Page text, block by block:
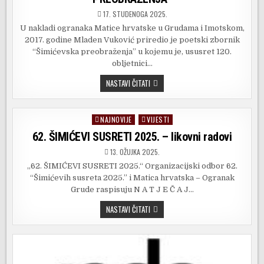
17. STUDENOGA 2025.
U nakladi ogranaka Matice hrvatske u Grudama i Imotskom,
2017. godine Mladen Vuković priredio je poetski zbornik
“Šimićevska preobraženja” u kojemu je, ususret 120.
obljetnici…
NASTAVI ČITATI DRUGO
IZDANJE
KNJIGE
PREOBRAŽENJA”
Posted
in
NAJNOVIJE VIJESTI
62. ŠIMIĆEVI SUSRETI 2025. – likovni radovi
13. OŽUJKA 2025.
„62. ŠIMIĆEVI SUSRETI 2025.“ Organizacijski odbor 62.
“Šimićevih susreta 2025.” i Matica hrvatska – Ogranak
Grude raspisuju N A T J E Č A J…
NASTAVI ČITATI 62.
ŠIMIĆEVI
SUSRETI
–